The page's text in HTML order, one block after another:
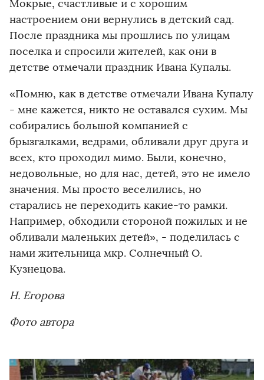
Мокрые, счастливые и с хорошим
настроением они вернулись в детский сад.
После праздника мы прошлись по улицам
поселка и спросили жителей, как они в
детстве отмечали праздник Ивана Купалы.
«Помню, как в детстве отмечали Ивана Купалу
- мне кажется, никто не оставался сухим. Мы
собирались большой компанией с
брызгалками, ведрами, обливали друг друга и
всех, кто проходил мимо. Были, конечно,
недовольные, но для нас, детей, это не имело
значения. Мы просто веселились, но
старались не переходить какие-то рамки.
Например, обходили стороной пожилых и не
обливали маленьких детей», - поделилась с
нами жительница мкр. Солнечный О.
Кузнецова.
Н. Егорова
Фото автора